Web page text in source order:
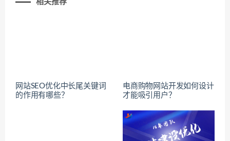
相关推荐
网站SEO优化中长尾关键词
的作用有哪些？
电商购物网站开发如何设计
才能吸引用户？